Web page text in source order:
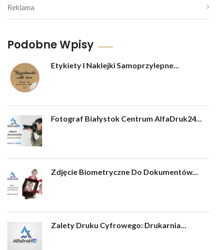
Reklama
Podobne Wpisy
Etykiety I Naklejki Samoprzylepne...
Fotograf Białystok Centrum AlfaDruk24...
Zdjęcie Biometryczne Do Dokumentów...
Zalety Druku Cyfrowego: Drukarnia...